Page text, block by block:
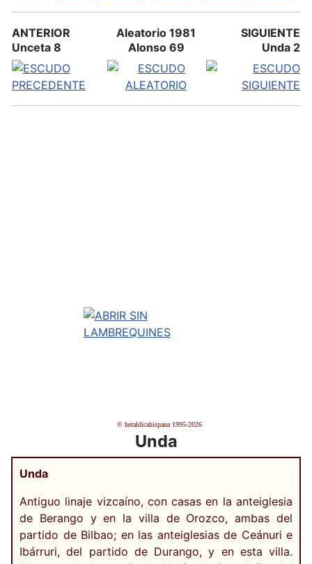
ANTERIOR
Unceta 8
Aleatorio 1981
Alonso 69
SIGUIENTE
Unda 2
© heraldicahispana 1995-2026
Unda
Unda
Antiguo linaje vizcaíno, con casas en la anteiglesia
de Berango y en la villa de Orozco, ambas del
partido de Bilbao; en las anteiglesias de Ceánuri e
Ibárruri, del partido de Durango, y en esta villa.